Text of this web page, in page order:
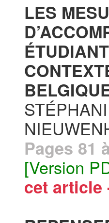
LES
Pages 81
[Version
cet article